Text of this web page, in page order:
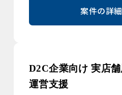
案件の詳
D2C企業向け 実店
運営支援